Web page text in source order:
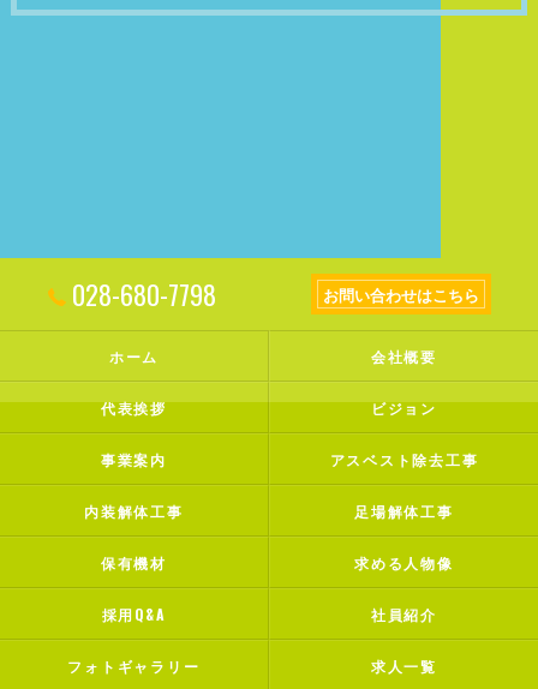
028-680-7798 お問い合わせはこちら
ホーム 会社概要
代表挨拶 ビジョン
事業案内 アスベスト除去工事
内装解体工事 足場解体工事
保有機材 求める人物像
採用Q&A 社員紹介
フォトギャラリー 求人一覧